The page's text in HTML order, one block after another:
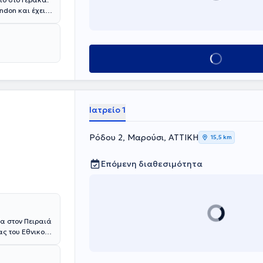
και έχει
ο
"Μητέρα"
υπηρεσιών
Κλείσε ραντεβού
στον Πειραιά
του Εθνικού
Ιατρείο 1
Ρόδου 2, Μαρούσι, ΑΤΤΙΚΗ 15,5 km
Επόμενη διαθεσιμότητα